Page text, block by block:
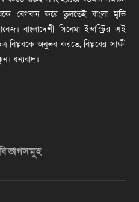
বেগবান করে তুলতেই বাংলা মুভি
বাংলাদেশী সিনেমা ইন্ডাস্ট্রির এই
বিপ্লবকে অনুভব করতে, বিপ্লবের সাক্ষী
ধন্যবাদ।